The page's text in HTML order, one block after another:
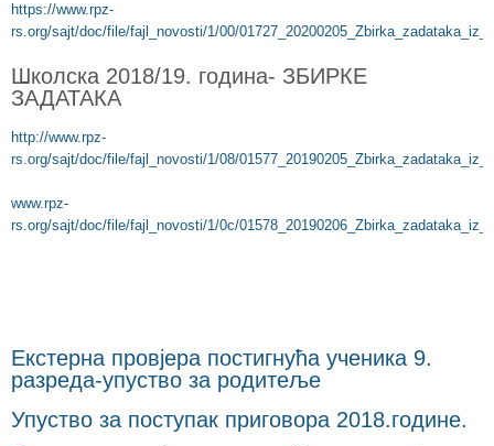
https://www.rpz-
rs.org/sajt/doc/file/fajl_novosti/1/00/
Школска 2018/19. година- ЗБИРКЕ
ЗАДАТАКА
http://www.rpz-
rs.org/sajt/doc/file/fajl_novosti/1/08/
www.rpz-
rs.org/sajt/doc/file/fajl_novosti/1/0c/
Екстерна провјера постигнућа ученика 9.
разреда-упуство за родитеље
Упуство за поступак приговора 2018.године.